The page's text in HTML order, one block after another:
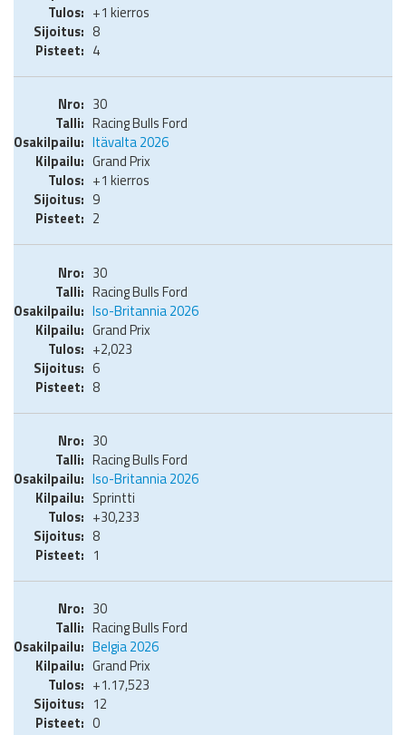
+1 kierros
8
4
30
Racing Bulls Ford
Itävalta 2026
Grand Prix
+1 kierros
9
2
30
Racing Bulls Ford
Iso-Britannia 2026
Grand Prix
+2,023
6
8
30
Racing Bulls Ford
Iso-Britannia 2026
Sprintti
+30,233
8
1
30
Racing Bulls Ford
Belgia 2026
Grand Prix
+1.17,523
12
0